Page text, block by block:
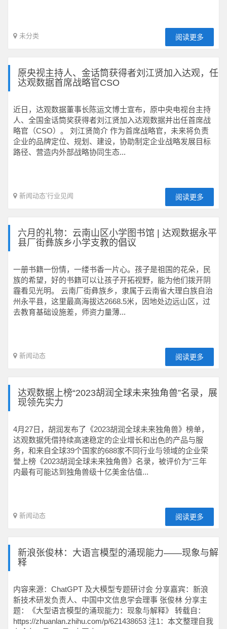
未分类 阅读更多
原央视主持人、金话筒获得者刘江贤加入达观，任
达观数据首席战略官CSO
近日，达观数据董事长陈运文博士宣布，原中央电视台主持
人、全国金话筒奖获得者刘江贤加入达观数据并出任首席战
略官（CSO）。 刘江贤简介 作为首席战略官，未来将负责
企业的品牌定位、规划、建设，协助制定企业战略发展目标
路径、营造内外部战略协同生态...
新闻动态’行业见闻 阅读更多
六月的礼物：云南山区小学图书馆 | 达观数据永平
县厂街彝族乡小学支教的倡议
一册书籍一份情，一缕书香一片心。孩子是祖国的花朵，民
族的希望，好的书籍可以让孩子开拓视野，能为他们拨开阴
霾看见光明。 云南厂街彝族乡，隶属于云南省大理白族自治
州永平县，这里最高海拔达2668.5米，因地处边远山区，过
去教育基础设施差，师资力量薄...
新闻动态 阅读更多
达观数据上榜“2023胡润全球未来独角兽”名录，展
现领先实力
4月27日，胡润发布了《2023胡润全球未来独角兽》榜单，
达观数据凭借持续高速稳定的企业增长和出色的产品与服
务，和来自全球39个国家的688家不同行业与领域的企业荣
誉上榜《2023胡润全球未来独角兽》名录，被评价为“三年
内最有可能达到独角兽级十亿美金估值...
新闻动态 阅读更多
新浪张俊林：大语言模型的涌现能力——现象与解
释
内容来源：ChatGPT 及大模型专题研讨会 分享嘉宾：新浪
新技术研发负责人、中国中文信息学会理事 张俊林 分享主
题：《大型语言模型的涌现能力：现象与解释》 转载自：
https://zhuanlan.zhihu.com/p/621438653 注1：本文整理自我